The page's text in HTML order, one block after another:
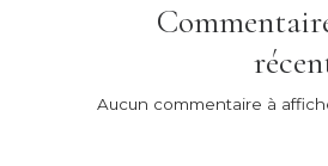
Aucun commentaire à